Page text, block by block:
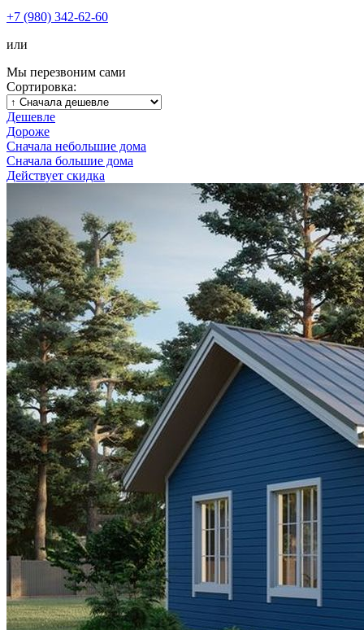
+7 (980) 342-62-60
или
Мы перезвоним сами
Сортировка:
Дешевле
Дороже
Сначала небольшие дома
Сначала большие дома
Действует скидка